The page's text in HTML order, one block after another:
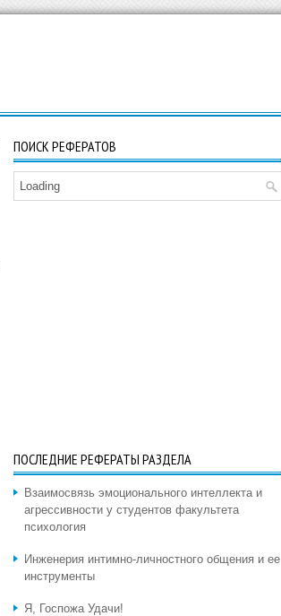
ПОИСК РЕФЕРАТОВ
Loading
ПОСЛЕДНИЕ РЕФЕРАТЫ РАЗДЕЛА
Взаимосвязь эмоционального интеллекта и
агрессивности у студентов факультета
психология
Инженерия интимно-личностного общения и ее
инструменты
Я, Госпожа Удачи!